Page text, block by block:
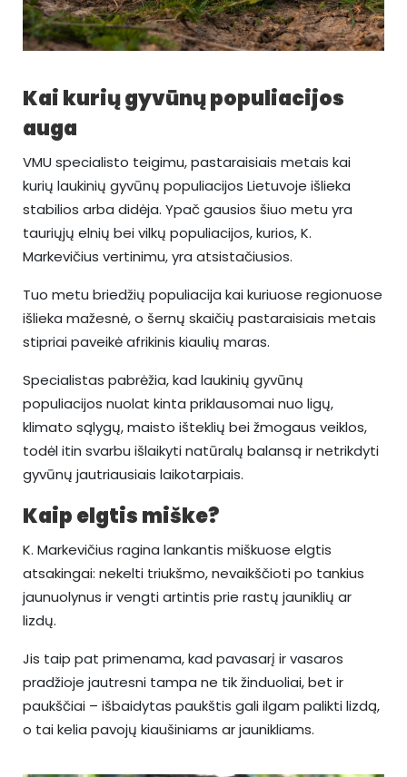
Kai kurių gyvūnų populiacijos
auga
VMU specialisto teigimu, pastaraisiais metais kai
kurių laukinių gyvūnų populiacijos Lietuvoje išlieka
stabilios arba didėja. Ypač gausios šiuo metu yra
tauriųjų elnių bei vilkų populiacijos, kurios, K.
Markevičius vertinimu, yra atsistačiusios.
Tuo metu briedžių populiacija kai kuriuose regionuose
išlieka mažesnė, o šernų skaičių pastaraisiais metais
stipriai paveikė afrikinis kiaulių maras.
Specialistas pabrėžia, kad laukinių gyvūnų
populiacijos nuolat kinta priklausomai nuo ligų,
klimato sąlygų, maisto išteklių bei žmogaus veiklos,
todėl itin svarbu išlaikyti natūralų balansą ir netrikdyti
gyvūnų jautriausiais laikotarpiais.
Kaip elgtis miške?
K. Markevičius ragina lankantis miškuose elgtis
atsakingai: nekelti triukšmo, nevaikščioti po tankius
jaunuolynus ir vengti artintis prie rastų jauniklių ar
lizdų.
Jis taip pat primenama, kad pavasarį ir vasaros
pradžioje jautresni tampa ne tik žinduoliai, bet ir
paukščiai – išbaidytas paukštis gali ilgam palikti lizdą,
o tai kelia pavojų kiaušiniams ar jaunikliams.